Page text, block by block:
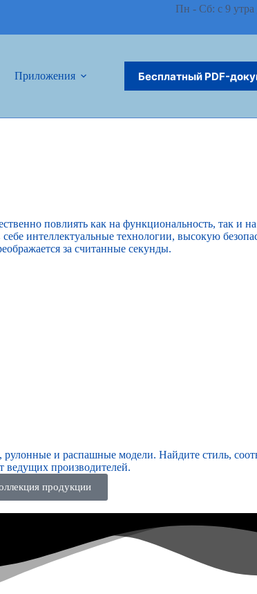
Пн - Сб: с 9 утра
Приложения Связаться с
Бесплатный PDF-
повлиять как на функциональность, так и
интеллектуальные технологии, высокую
за считанные секунды.
и распашные модели. Найдите стиль,
ведущих производителей.
продукции